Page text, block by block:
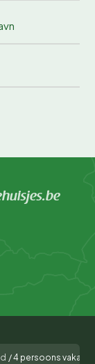
/4 persoons